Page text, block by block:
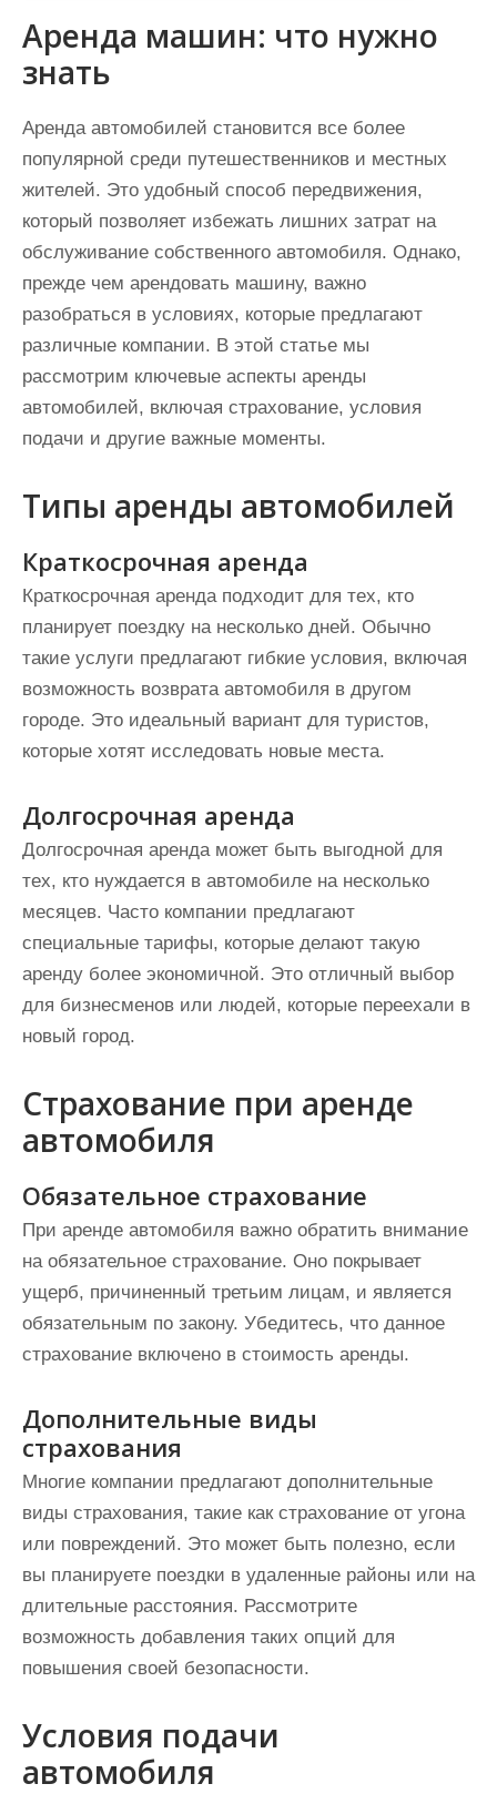
Аренда машин: что нужно
знать
Аренда автомобилей становится все более
популярной среди путешественников и местных
жителей. Это удобный способ передвижения,
который позволяет избежать лишних затрат на
обслуживание собственного автомобиля. Однако,
прежде чем арендовать машину, важно
разобраться в условиях, которые предлагают
различные компании. В этой статье мы
рассмотрим ключевые аспекты аренды
автомобилей, включая страхование, условия
подачи и другие важные моменты.
Типы аренды автомобилей
Краткосрочная аренда
Краткосрочная аренда подходит для тех, кто
планирует поездку на несколько дней. Обычно
такие услуги предлагают гибкие условия, включая
возможность возврата автомобиля в другом
городе. Это идеальный вариант для туристов,
которые хотят исследовать новые места.
Долгосрочная аренда
Долгосрочная аренда может быть выгодной для
тех, кто нуждается в автомобиле на несколько
месяцев. Часто компании предлагают
специальные тарифы, которые делают такую
аренду более экономичной. Это отличный выбор
для бизнесменов или людей, которые переехали в
новый город.
Страхование при аренде
автомобиля
Обязательное страхование
При аренде автомобиля важно обратить внимание
на обязательное страхование. Оно покрывает
ущерб, причиненный третьим лицам, и является
обязательным по закону. Убедитесь, что данное
страхование включено в стоимость аренды.
Дополнительные виды
страхования
Многие компании предлагают дополнительные
виды страхования, такие как страхование от угона
или повреждений. Это может быть полезно, если
вы планируете поездки в удаленные районы или на
длительные расстояния. Рассмотрите
возможность добавления таких опций для
повышения своей безопасности.
Условия подачи
автомобиля